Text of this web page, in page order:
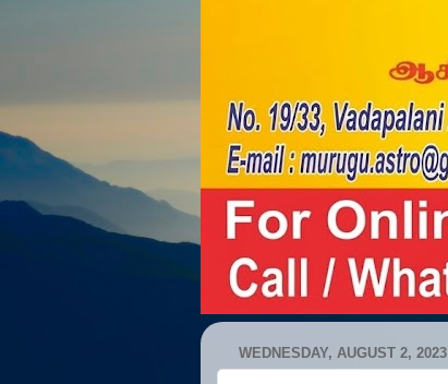
WEDNESDAY, AUGUST 2, 2023